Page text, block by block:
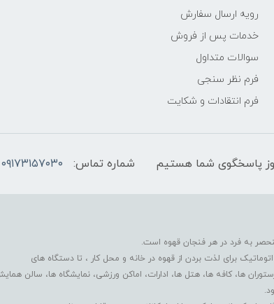
رویه ارسال سفارش
خدمات پس از فروش
سوالات متداول
فرم نظر سنجی
فرم انتقادات و شکایت
شماره تماس: ۰۹۱۷۳۱۵۷۰۳۰ - 09129312300 - 07137742255
به فرد در هر فنجان قهوه است.
برای لذت بردن از قهوه در خانه و محل کار ، تا دستگاه های
ها، کافه ها، هتل ها، ادارات، اماکن ورزشی، نمایشگاه ها، سالن